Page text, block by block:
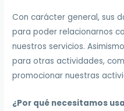
Con carácter general, sus
para poder relacionarnos
nuestros servicios.
para otras actividades,
promocionar nuestras
¿Por qué necesitamos